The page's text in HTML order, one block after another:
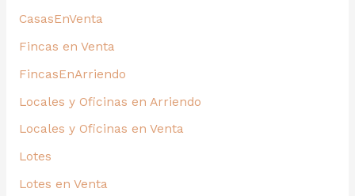
CasasEnVenta
Fincas en Venta
FincasEnArriendo
Locales y Oficinas en Arriendo
Locales y Oficinas en Venta
Lotes
Lotes en Venta